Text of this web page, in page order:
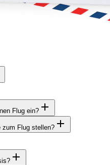
Flug ein?
zum Flug stellen?